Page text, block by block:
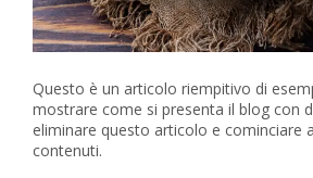
Questo è un articolo riempitivo di
mostrare come si presenta il blog con
eliminare questo articolo e cominciare
contenuti.